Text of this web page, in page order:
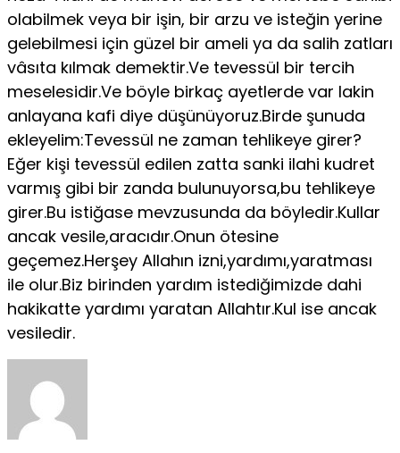
olabilmek veya bir işin, bir arzu ve isteğin yerine
gelebilmesi için güzel bir ameli ya da salih zatları
vâsıta kılmak demektir.Ve tevessül bir tercih
meselesidir.Ve böyle birkaç ayetlerde var lakin
anlayana kafi diye düşünüyoruz.Birde şunuda
ekleyelim:Tevessül ne zaman tehlikeye girer?
Eğer kişi tevessül edilen zatta sanki ilahi kudret
varmış gibi bir zanda bulunuyorsa,bu tehlikeye
girer.Bu istiğase mevzusunda da böyledir.Kullar
ancak vesile,aracıdır.Onun ötesine
geçemez.Herşey Allahın izni,yardımı,yaratması
ile olur.Biz birinden yardım istediğimizde dahi
hakikatte yardımı yaratan Allahtır.Kul ise ancak
vesiledir.